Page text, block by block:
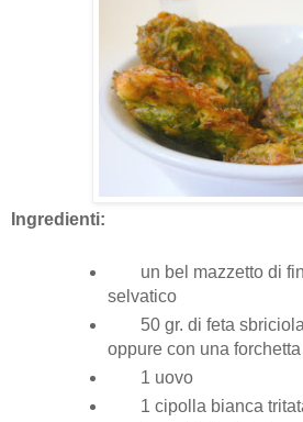
Ingredienti:
un bel mazzetto di
selvatico
50 gr. di feta
oppure con una forchetta
1 uovo
1 cipolla bianca